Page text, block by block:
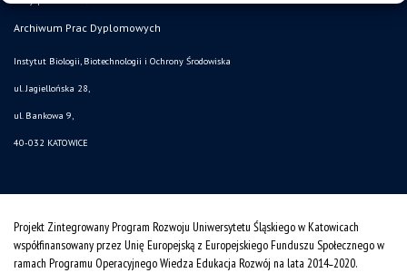
Archiwum Prac Dyplomowych
Instytut Biologii, Biotechnologii i Ochrony Środowiska
ul. Jagiellońska 28,
ul. Bankowa 9,
40-032 KATOWICE
Projekt Zintegrowany Program Rozwoju Uniwersytetu Śląskiego w Katowicach
współfinansowany przez Unię Europejską z Europejskiego Funduszu Społecznego w
ramach Programu Operacyjnego Wiedza Edukacja Rozwój na lata 2014˗2020.